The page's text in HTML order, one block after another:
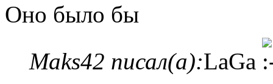
Оно было бы
Maks42 писал(а):LаGа